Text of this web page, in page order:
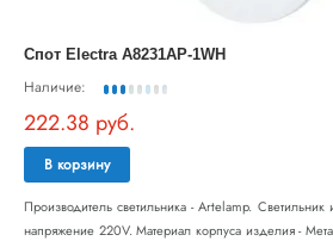
Спот Electra A8231AP-1WH
Наличие:
222.38 руб.
В корзину
Производитель светильника - Artelamp.
напряжение 220V. Материал корпуса изделия -